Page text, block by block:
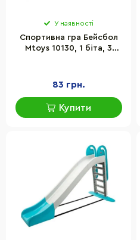
У наявності
Спортивна гра Бейсбол
Mtoys 10130, 1 біта, 3
83 грн.
Купити